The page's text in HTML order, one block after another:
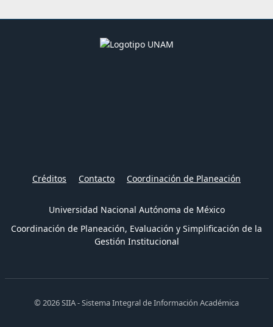
Créditos Contacto Coordinación de Planeación
Universidad Nacional Autónoma de México
Coordinación de Planeación, Evaluación y Simplificación de la
Gestión Institucional
© 2026 SIIA - Sistema Integral de Información Académica